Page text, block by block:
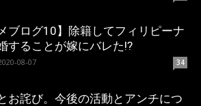
メブログ10】除籍してフィリピーナ
することが嫁にバレた!?
08-07 34
お詫び。今後の活動とアンチにつ